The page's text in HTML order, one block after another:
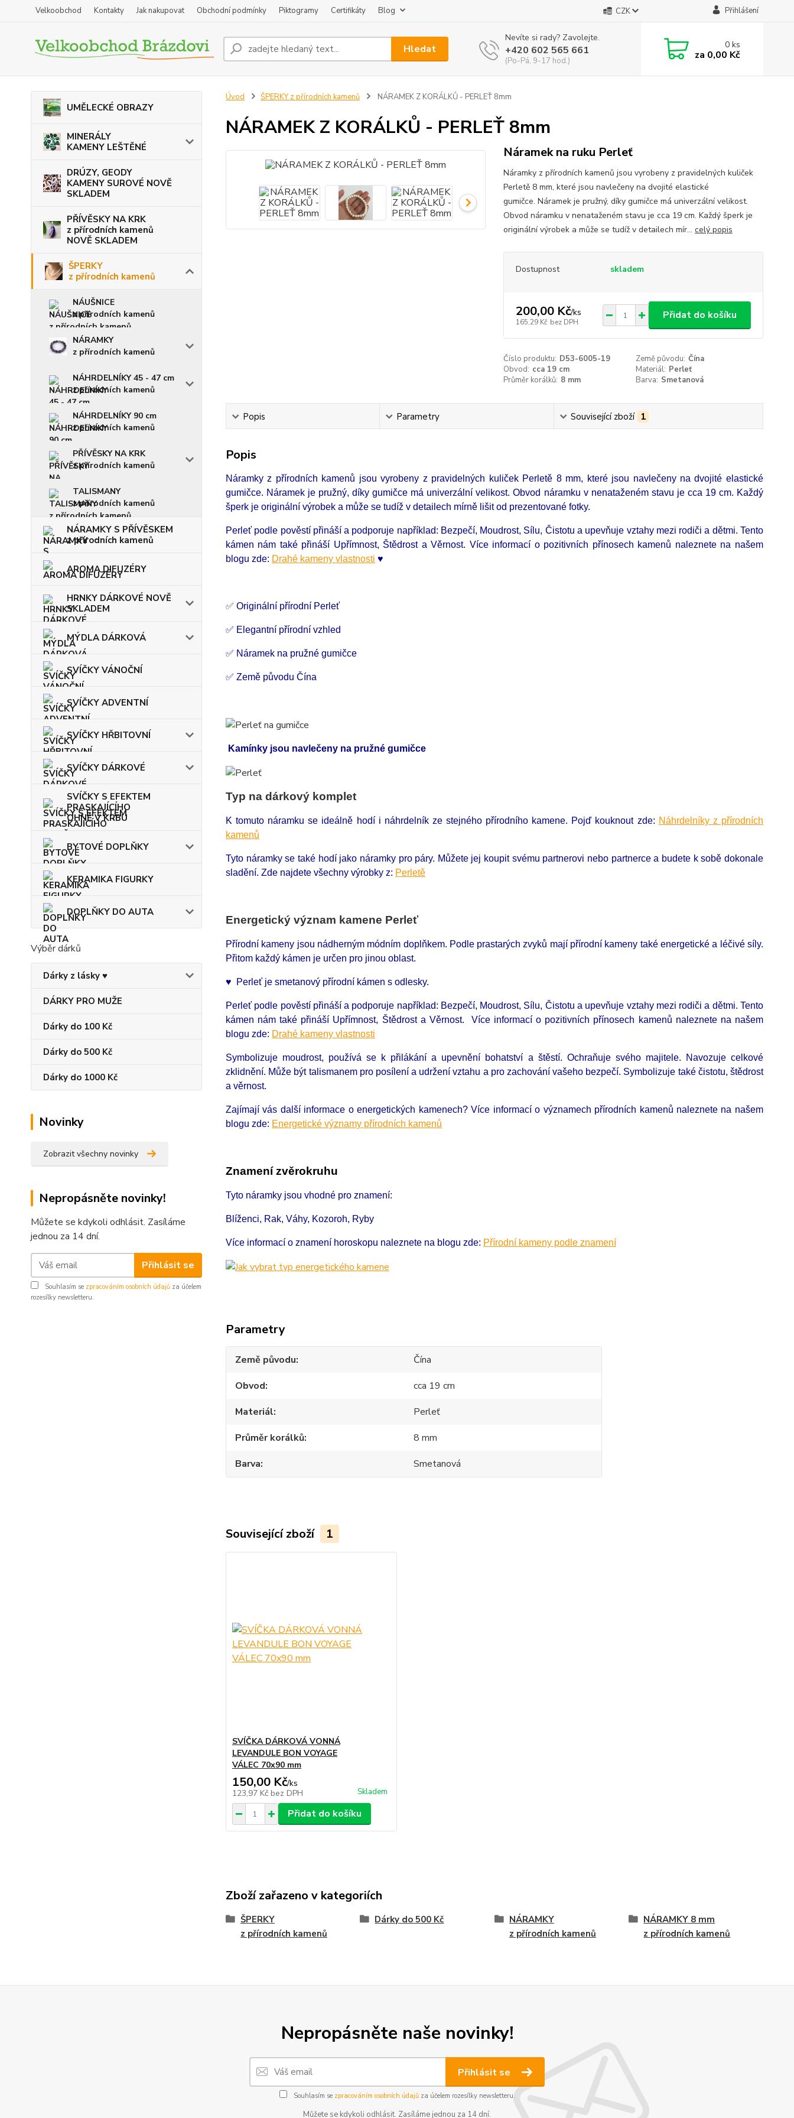
Velkoobchod Kontakty Jak nakupovat Obchodní podmínky Piktogramy Certifikáty Blog CZK Přihlášení
Hledat
Nevíte si rady? Zavolejte.
+420 602 565 661
(Po-Pá, 9-17 hod.)
0ks
za 0,00 Kč
UMĚLECKÉ OBRAZY
MINERÁLY
KAMENY LEŠTĚNÉ
DRÚZY, GEODY
KAMENY SUROVÉ NOVĚ
SKLADEM
PŘÍVĚSKY NA KRK
z přírodních kamenů
NOVĚ SKLADEM
ŠPERKY
z přírodních kamenů
NÁUŠNICE
z přírodních kamenů
NÁRAMKY
z přírodních kamenů
NÁHRDELNÍKY 45 - 47 cm
z přírodních kamenů
NÁHRDELNÍKY 90 cm
z přírodních kamenů
PŘÍVĚSKY NA KRK
z přírodních kamenů
TALISMANY
z přírodních kamenů
NÁRAMKY S PŘÍVĚSKEM
z přírodních kamenů
AROMA DIFUZÉRY
HRNKY DÁRKOVÉ NOVĚ
SKLADEM
MÝDLA DÁRKOVÁ
SVÍČKY VÁNOČNÍ
SVÍČKY ADVENTNÍ
SVÍČKY HŘBITOVNÍ
SVÍČKY DÁRKOVÉ
SVÍČKY S EFEKTEM
PRASKAJÍCÍHO
OHNĚ V KRBU
BYTOVÉ DOPLŇKY
KERAMIKA FIGURKY
DOPLŇKY DO AUTA
Výběr dárků
Dárky z lásky ♥
DÁRKY PRO MUŽE
Dárky do 100 Kč
Dárky do 500 Kč
Dárky do 1000 Kč
Novinky
Zobrazit všechny novinky
Nepropásněte novinky!
Můžete se kdykoli odhlásit. Zasíláme
jednou za 14 dní.
Přihlásit se
Souhlasím se zpracováním osobních údajů za účelem
rozesílky newsletteru.
Úvod ŠPERKY z přírodních kamenů NÁRAMEK Z KORÁLKŮ - PERLEŤ 8mm
NÁRAMEK Z KORÁLKŮ - PERLEŤ 8mm
Náramek na ruku Perleť
Náramky z přírodních kamenů jsou vyrobeny z pravidelných kuliček
Perletě 8 mm, které jsou navlečeny na dvojité elastické
gumičce. Náramek je pružný, díky gumičce má univerzální velikost.
Obvod náramku v nenataženém stavu je cca 19 cm. Každý šperk je
originální výrobek a může se tudíž v detailech mír... celý popis
Dostupnost skladem
200,00 Kč/ks
165,29 Kč bez DPH
Přidat do košíku
Číslo produktu: D53-6005-19 Země původu: Čína
Obvod: cca 19 cm Materiál: Perleť
Průměr korálků: 8 mm Barva: Smetanová
Popis Parametry Související zboží 1
Popis
Náramky z přírodních kamenů jsou vyrobeny z pravidelných kuliček Perletě 8 mm, které jsou navlečeny na dvojité elastické
gumičce. Náramek je pružný, díky gumičce má univerzální velikost. Obvod náramku v nenataženém stavu je cca 19 cm. Každý
šperk je originální výrobek a může se tudíž v detailech mírně lišit od prezentované fotky.
Perleť podle pověstí přináší a podporuje například: Bezpečí, Moudrost, Sílu, Čistotu a upevňuje vztahy mezi rodiči a dětmi. Tento
kámen nám také přináší Upřímnost, Štědrost a Věrnost. Více informací o pozitivních přínosech kamenů naleznete na našem
blogu zde: Drahé kameny vlastnosti ♥
✅ Originální přírodní Perleť
✅ Elegantní přírodní vzhled
✅ Náramek na pružné gumičce
✅ Země původu Čína
Kamínky jsou navlečeny na pružné gumičce
Typ na dárkový komplet
K tomuto náramku se ideálně hodí i náhrdelník ze stejného přírodního kamene. Pojď kouknout zde: Náhrdelníky z přírodních
kamenů
Tyto náramky se také hodí jako náramky pro páry. Můžete jej koupit svému partnerovi nebo partnerce a budete k sobě dokonale
sladění. Zde najdete všechny výrobky z: Perletě
Energetický význam kamene Perleť
Přírodní kameny jsou nádherným módním doplňkem. Podle prastarých zvyků mají přírodní kameny také energetické a léčivé síly.
Přitom každý kámen je určen pro jinou oblast.
♥ Perleť je smetanový přírodní kámen s odlesky.
Perleť podle pověstí přináší a podporuje například: Bezpečí, Moudrost, Sílu, Čistotu a upevňuje vztahy mezi rodiči a dětmi. Tento
kámen nám také přináší Upřímnost, Štědrost a Věrnost. Více informací o pozitivních přínosech kamenů naleznete na našem
blogu zde: Drahé kameny vlastnosti
Symbolizuje moudrost, používá se k přilákání a upevnění bohatství a štěstí. Ochraňuje svého majitele. Navozuje celkové
zklidnění. Může být talismanem pro posílení a udržení vztahu a pro zachování vašeho bezpečí. Symbolizuje také čistotu, štědrost
a věrnost.
Zajímají vás další informace o energetických kamenech?Více informací o významech přírodních kamenů naleznete na našem
blogu zde: Energetické významy přírodních kamenů
Znamení zvěrokruhu
Tyto náramky jsou vhodné pro znamení:
Blíženci, Rak, Váhy, Kozoroh, Ryby
Více informací o znamení horoskopu naleznete na blogu zde: Přírodní kameny podle znamení
Parametry
Země původu
Čína
Obvod
cca 19 cm
Materiál
Perleť
Průměr korálků
8 mm
Barva
Smetanová
Související zboží 1
SVÍČKA DÁRKOVÁ VONNÁ
LEVANDULE BON VOYAGE
VÁLEC 70x90 mm
150,00 Kč/ks
123,97 Kč bez DPH Skladem
Přidat do košíku
Zboží zařazeno v kategoriích
ŠPERKY
z přírodních kamenů
Dárky do 500 Kč
NÁRAMKY
z přírodních kamenů
NÁRAMKY 8 mm
z přírodních kamenů
Nepropásněte naše novinky!
Přihlásit se
Souhlasím se zpracováním osobních údajůza účelem rozesílky newsletteru.
Můžete se kdykoli odhlásit. Zasíláme jednou za 14 dní.